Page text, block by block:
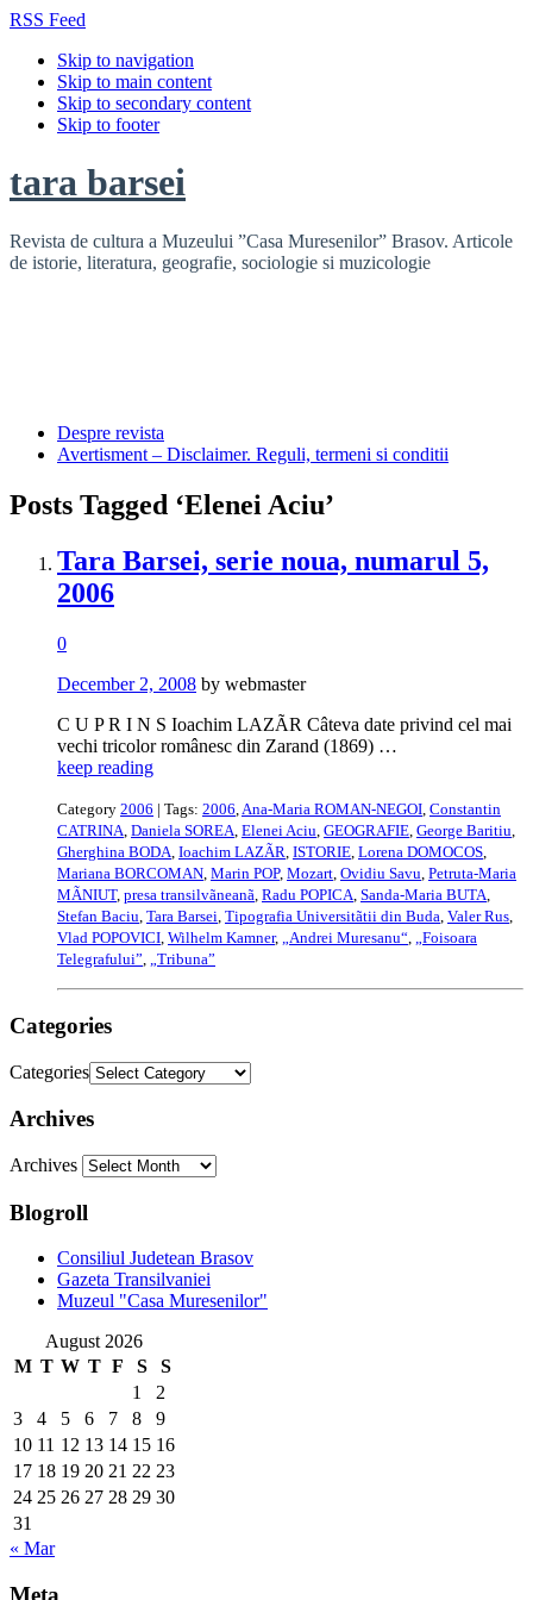
RSS Feed
Skip to navigation
Skip to main content
Skip to secondary content
Skip to footer
tara barsei
Revista de cultura a Muzeului ”Casa Muresenilor” Brasov. Articole
de istorie, literatura, geografie, sociologie si muzicologie
Despre revista
Avertisment – Disclaimer. Reguli, termeni si conditii
Posts Tagged ‘Elenei Aciu’
Tara Barsei, serie noua, numarul 5,
2006
0
December 2, 2008 by webmaster
C U P R I N S Ioachim LAZÃR Câteva date privind cel mai
vechi tricolor românesc din Zarand (1869) …
keep reading
Category 2006 | Tags: 2006,Ana-Maria ROMAN-NEGOI, Constantin
CATRINA, Daniela SOREA, Elenei Aciu, GEOGRAFIE, George Baritiu,
Gherghina BODA, Ioachim LAZÃR, ISTORIE, Lorena DOMOCOS,
Mariana BORCOMAN, Marin POP, Mozart, Ovidiu Savu, Petruta-Maria
MÃNIUT, presa transilvãneanã, Radu POPICA, Sanda-Maria BUTA,
Stefan Baciu, Tara Barsei, Tipografia Universitãtii din Buda, Valer Rus,
Vlad POPOVICI, Wilhelm Kamner, „Andrei Muresanu“, „Foisoara
Telegrafului”, „Tribuna”
Categories
Categories
Archives
Archives
Blogroll
Consiliul Judetean Brasov
Gazeta Transilvaniei
Muzeul "Casa Muresenilor"
August 2026
M T W T F S
S
1
2
3
4 5 6 7 8
9
10 11 12 13 14 15 16
17 18 19 20 21 22 23
24 25 26 27 28 29 30
31
« Mar
Meta